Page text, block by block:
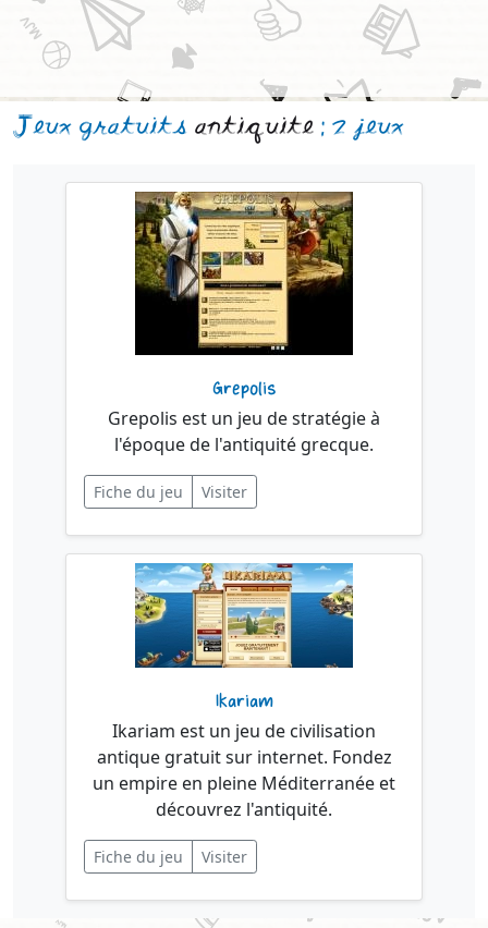
Jeux gratuits antiquite : 2 jeux
Grepolis
Grepolis est un jeu de stratégie à
l'époque de l'antiquité grecque.
Fiche du jeu Visiter
Ikariam
Ikariam est un jeu de civilisation
antique gratuit sur internet. Fondez
un empire en pleine Méditerranée et
découvrez l'antiquité.
Fiche du jeu Visiter